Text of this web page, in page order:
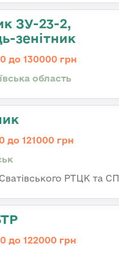
ЗУ-23-2,
зенітник
до 130000 грн
область
до 121000 грн
Сватівського РТЦК та СП
до 122000 грн